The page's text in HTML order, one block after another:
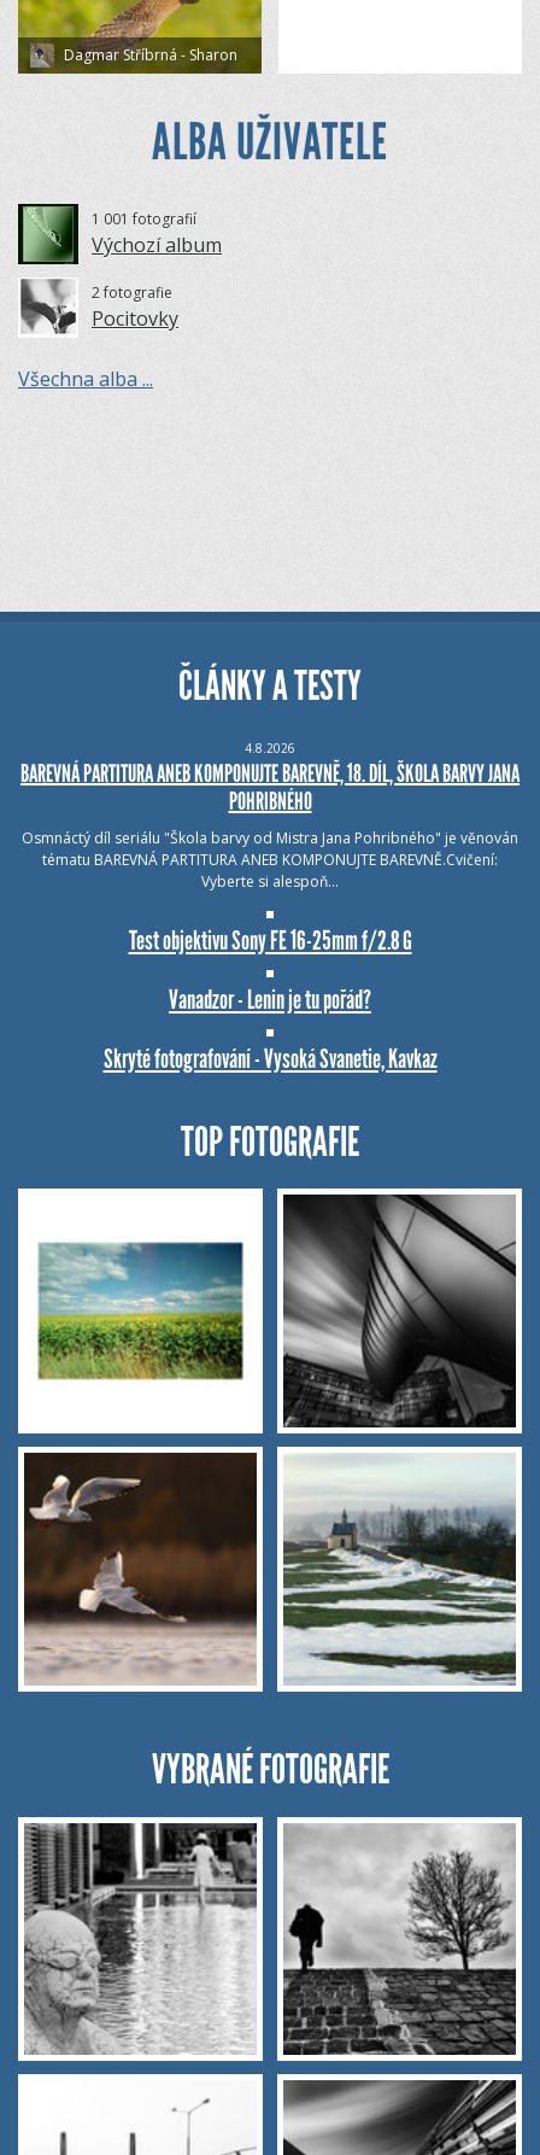
Dagmar Stříbrná - Sharon
ALBA UŽIVATELE
1 001 fotografií
Výchozí album
2 fotografie
Pocitovky
Všechna alba ...
ČLÁNKY A TESTY
4.8.2026
BAREVNÁ PARTITURA ANEB KOMPONUJTE BAREVNĚ, 18. DÍL, ŠKOLA BARVY JANA
POHRIBNÉHO
Osmnáctý díl seriálu "Škola barvy od Mistra Jana Pohribného" je věnován
tématu BAREVNÁ PARTITURA ANEB KOMPONUJTE BAREVNĚ.Cvičení:
Vyberte si alespoň…
Test objektivu Sony FE 16-25mm f/2.8 G
Vanadzor - Lenin je tu pořád?
Skryté fotografování - Vysoká Svanetie, Kavkaz
TOP FOTOGRAFIE
VYBRANÉ FOTOGRAFIE